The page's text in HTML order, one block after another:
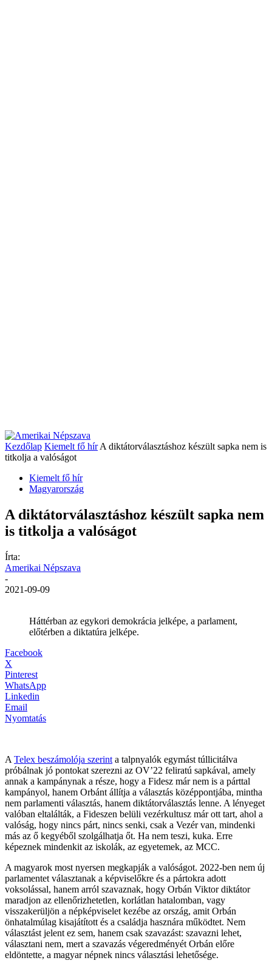
Kezdőlap Kiemelt fő hír A diktátorválasztáshoz készült sapka nem is
titkolja a valóságot
Kiemelt fő hír
Magyarország
A diktátorválasztáshoz készült sapka nem
is titkolja a valóságot
Írta:
Amerikai Népszava
-
2021-09-09
Háttérban az egykori demokrácia jelképe, a parlament,
előtérben a diktatúra jelképe.
Facebook
X
Pinterest
WhatsApp
Linkedin
Email
Nyomtatás
A Telex beszámolója szerint a talpnyalók egymást túllicitálva
próbálnak jó pontokat szerezni az OV’22 feliratú sapkával, amely
annak a kampánynak a része, hogy a Fidesz már nem is a párttal
kampányol, hanem Orbánt állítja a választás középpontjába, mintha
nem parlamenti választás, hanem diktátorválasztás lenne. A lényeget
valóban eltalálták, a Fideszen belüli vezérkultusz már ott tart, ahol a
valóság, hogy nincs párt, nincs senki, csak a Vezér van, mindenki
más az ő kegyéből szolgálhatja őt. Ha nem teszi, kuka. Erre
képeznek mindenkit az iskolák, az egyetemek, az MCC.
A magyarok most nyersen megkapják a valóságot. 2022-ben nem új
parlamentet választanak a képviselőkre és a pártokra adott
voksolással, hanem arról szavaznak, hogy Orbán Viktor diktátor
maradjon az ellenőrizhetetlen, korlátlan hatalomban, vagy
visszakerüljön a népképviselet kezébe az ország, amit Orbán
önhatalmúlag kisajátított és a családja hasznára működtet. Nem
választást jelent ez sem, hanem csak szavazást: szavazni lehet,
választani nem, mert a szavazás végeredményét Orbán előre
eldöntette, a magyar népnek nincs választási lehetősége.